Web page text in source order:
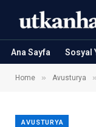
Ana Sayfa Sosyal
Home » Avusturya »
AVUSTURYA